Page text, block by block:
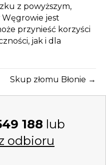
z powyższym,
Węgrowie jest
przynieść korzyści
jak i dla
Skup złomu Błonie →
188 lub
odbioru